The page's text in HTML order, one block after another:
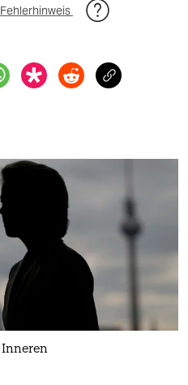
Fehlerhinweis